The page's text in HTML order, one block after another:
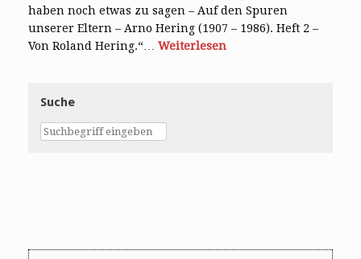
haben noch etwas zu sagen – Auf den Spuren
unserer Eltern – Arno Hering (1907 – 1986). Heft 2 –
Von Roland Hering.“… Weiterlesen
Suche